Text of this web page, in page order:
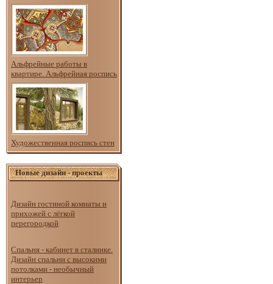
Альфрейные работы в
квартире. Альфрейная роспись
Художественная роспись стен
Новые дизайн - проекты
Дизайн гостиной комнаты и
прихожей с лёгкой
перегородкой
Спальня - кабинет в сталинке.
Дизайн спальни с высокими
потолками - необычный
интерьер